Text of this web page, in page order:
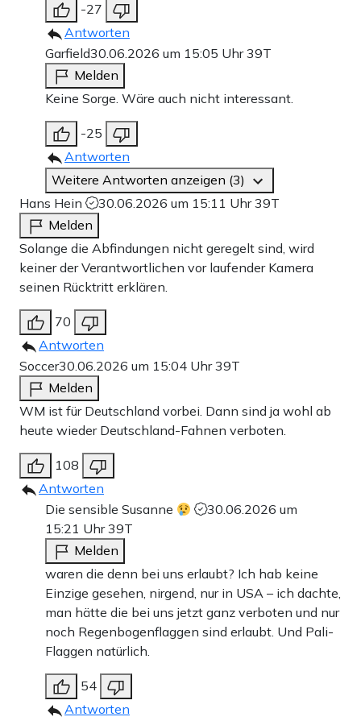
-27
Antworten
Garfield30.06.2026 um 15:05 Uhr39T
Melden
Keine Sorge. Wäre auch nicht interessant.
-25
Antworten
Weitere Antworten anzeigen (3)
Hans Hein
30.06.2026 um 15:11 Uhr39T
Melden
Solange die Abfindungen nicht geregelt sind, wird
keiner der Verantwortlichen vor laufender Kamera
seinen Rücktritt erklären.
70
Antworten
Soccer30.06.2026 um 15:04 Uhr39T
Melden
WM ist für Deutschland vorbei. Dann sind ja wohl ab
heute wieder Deutschland-Fahnen verboten.
108
Antworten
Die sensible Susanne
30.06.2026 um
15:21 Uhr39T
Melden
waren die denn bei uns erlaubt? Ich hab keine
Einzige gesehen, nirgend, nur in USA – ich dachte,
man hätte die bei uns jetzt ganz verboten und nur
noch Regenbogenflaggen sind erlaubt. Und Pali-
Flaggen natürlich.
54
Antworten